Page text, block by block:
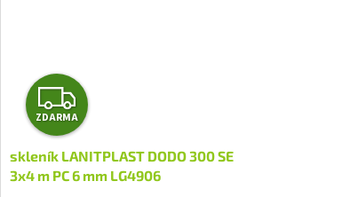
Z
D
A
ZDARMA
skleník LANITPLAST DODO 300 SE
3x4 m PC 6 mm LG4906